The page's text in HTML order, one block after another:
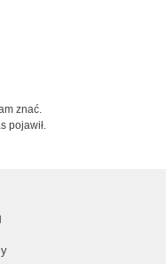
znać.
pojawił.